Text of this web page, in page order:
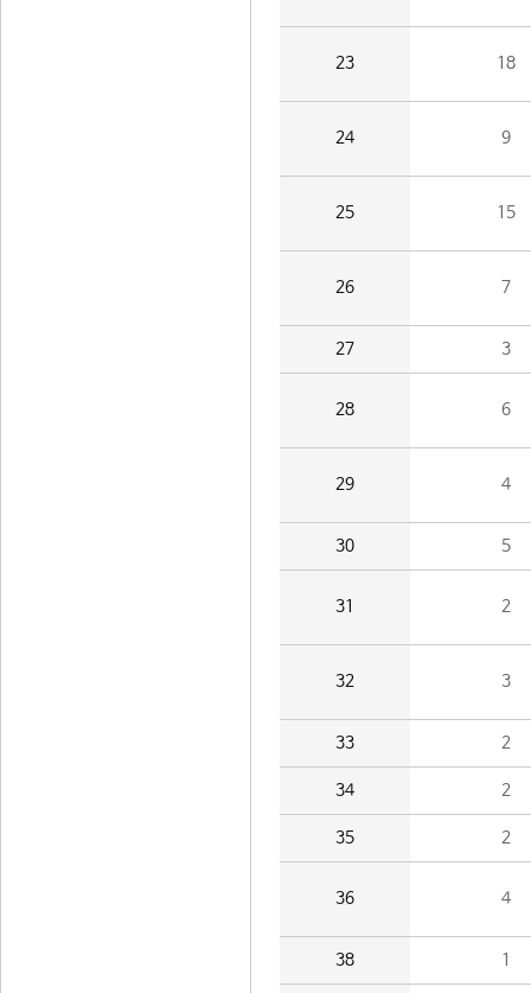
23 18
24 9
25 15
26 7
27 3
28 6
29 4
30 5
31 2
32 3
33 2
34 2
35 2
36 4
38 1